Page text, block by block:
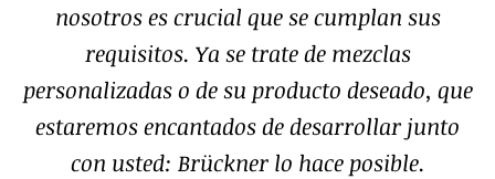
nosotros es crucial que se cumplan sus
requisitos. Ya se trate de mezclas
personalizadas o de su producto deseado, que
estaremos encantados de desarrollar junto
con usted: Brückner lo hace posible.